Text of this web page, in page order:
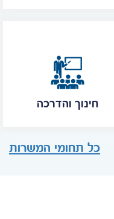
חינוך והדרכה
כל תחומי המשרות